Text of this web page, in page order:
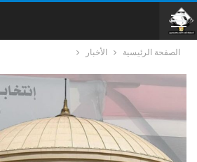
الصفحة الرئيسية الأخبار